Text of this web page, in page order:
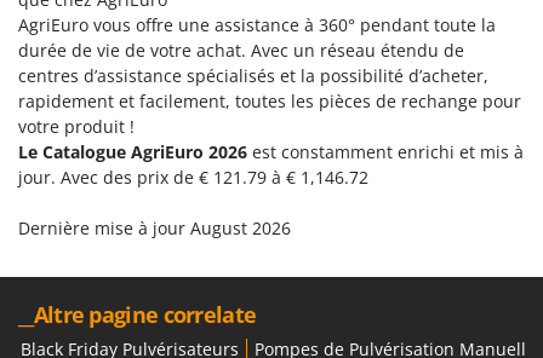
Michelin
Mille
Minox
Mockmill
More than chef
MOVA
AgriEuro vous offre une assistance à 360° pendant toute la
durée de vie de votre achat. Avec un réseau étendu de
centres d’assistance spécialisés et la possibilité d’acheter,
rapidement et facilement, toutes les pièces de rechange pour
votre produit !
Le Catalogue AgriEuro 2026 est constamment enrichi et mis à
jour. Avec des prix de € 121.79 à € 1,146.72
Dernière mise à jour August 2026
__Altre pagine correlate
Black Friday Pulvérisateurs Pompes de Pulvérisation Manuelles